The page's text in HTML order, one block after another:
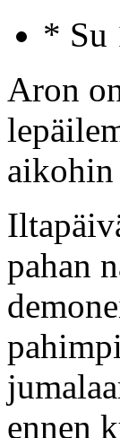
* Su
Aron
aikohin
pahan
ennen